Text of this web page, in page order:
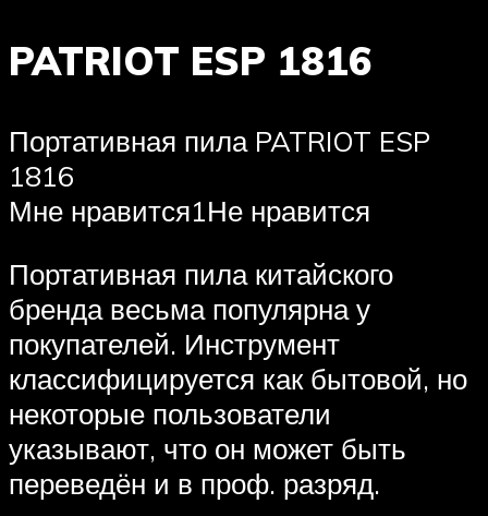
PATRIOT ESP 1816
Портативная пила PATRIOT ESP
1816
Мне нравится1Не нравится
Портативная пила китайского
бренда весьма популярна у
покупателей. Инструмент
классифицируется как бытовой, но
некоторые пользователи
указывают, что он может быть
переведён и в проф. разряд.